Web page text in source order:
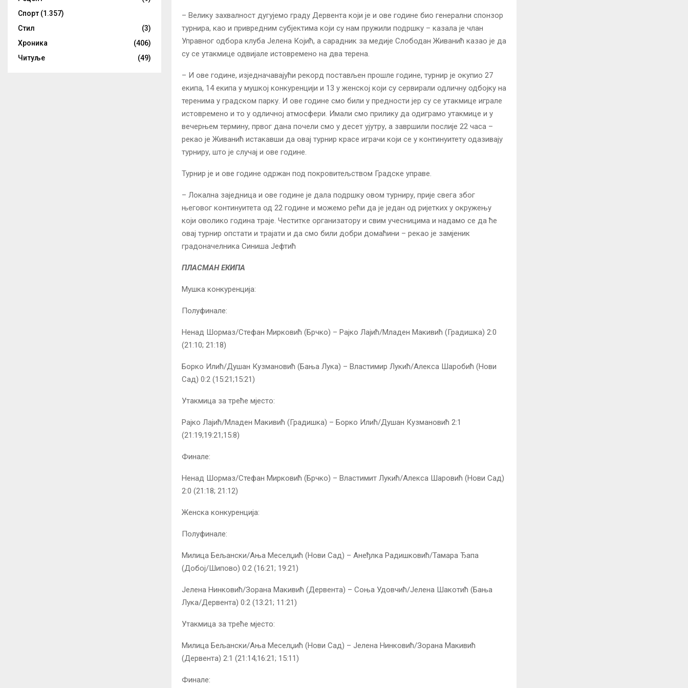
– Велику захвалност дугујемо граду Дервента који је и ове године био генерални спонзор
турнира, као и привредним субјектима који су нам пружили подршку – казала је члан
Управног одбора клуба Јелена Којић, а сарадник за медије Слободан Живанић казао је да
су се утакмице одвијале истовремено на два терена.
– И ове године, изједначавајући рекорд постављен прошле године, турнир је окупио 27
екипа, 14 екипа у мушкој конкуренцији и 13 у женској који су сервирали одличну одбојку на
теренима у градском парку. И ове године смо били у предности јер су се утакмице играле
истовремено и то у одличној атмосфери. Имали смо прилику да одиграмо утакмице и у
вечерњем термину, првог дана почели смо у десет ујутру, а завршили послије 22 часа –
рекао је Живанић истакавши да овај турнир красе играчи који се у континуитету одазивају
турниру, што је случај и ове године.
Турнир је и ове године одржан под покровитељством Градске управе.
– Локална заједница и ове године је дала подршку овом турниру, прије свега због
његовог континуитета од 22 године и можемо рећи да је један од ријетких у окружењу
који оволико година траје. Честитке организатору и свим учесницима и надамо се да ће
овај турнир опстати и трајати и да смо били добри домаћини – рекао је замјеник
градоначелника Синиша Јефтић
ПЛАСМАН ЕКИПА
Мушка конкуренција:
Полуфинале:
Ненад Шормаз/Стефан Мирковић (Брчко) – Рајко Лајић/Младен Макивић (Градишка) 2:0
(21:10; 21:18)
Борко Илић/Душан Кузмановић (Бања Лука) – Властимир Лукић/Алекса Шаробић (Нови
Сад) 0:2 (15:21;15:21)
Утакмица за треће мјесто:
Рајко Лајић/Младен Макивић (Градишка) – Борко Илић/Душан Кузмановић 2:1
(21:19;19:21;15:8)
Финале:
Ненад Шормаз/Стефан Мирковић (Брчко) – Властимит Лукић/Алекса Шаровић (Нови Сад)
2:0 (21:18; 21:12)
Женска конкуренција:
Полуфинале:
Милица Бељански/Ања Меселџић (Нови Сад) – Анеђлка Радишковић/Тамара Ђапа
(Добој/Шипово) 0:2 (16:21; 19:21)
Јелена Нинковић/Зорана Макивић (Дервента) – Соња Удовчић/Јелена Шакотић (Бања
Лука/Дервента) 0:2 (13:21; 11:21)
Утакмица за треће мјесто:
Милица Бељански/Ања Меселџић (Нови Сад) – Јелена Нинковић/Зорана Макивић
(Дервента) 2:1 (21:14;16:21; 15:11)
Финале:
Спорт (1.357)
Стил
(3)
Хроника
(406)
Читуље
(49)